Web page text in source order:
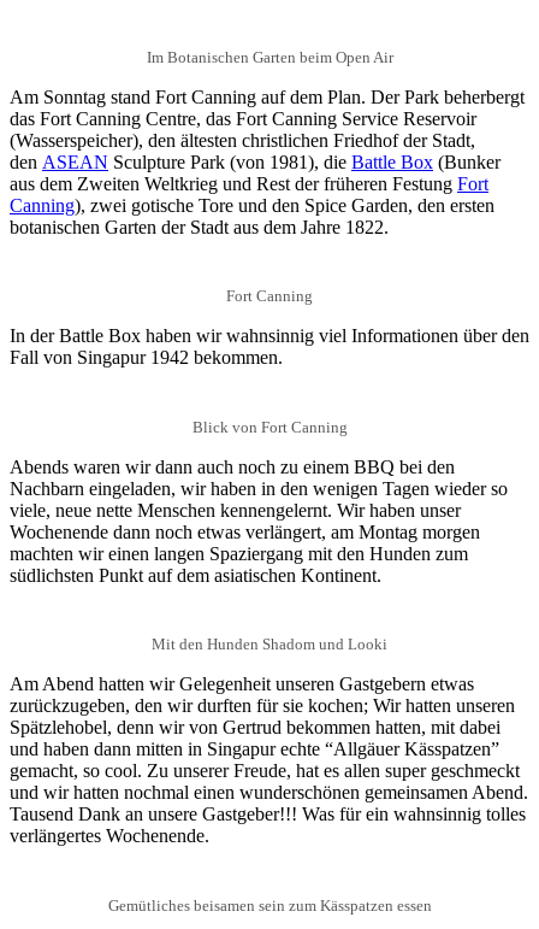
Im Botanischen Garten beim Open Air
Am Sonntag stand Fort Canning auf dem Plan. Der Park beherbergt
das Fort Canning Centre, das Fort Canning Service Reservoir
(Wasserspeicher), den ältesten christlichen Friedhof der Stadt,
den ASEAN Sculpture Park (von 1981), die Battle Box (Bunker
aus dem Zweiten Weltkrieg und Rest der früheren Festung Fort
Canning), zwei gotische Tore und den Spice Garden, den ersten
botanischen Garten der Stadt aus dem Jahre 1822.
Fort Canning
In der Battle Box haben wir wahnsinnig viel Informationen über den
Fall von Singapur 1942 bekommen.
Blick von Fort Canning
Abends waren wir dann auch noch zu einem BBQ bei den
Nachbarn eingeladen, wir haben in den wenigen Tagen wieder so
viele, neue nette Menschen kennengelernt. Wir haben unser
Wochenende dann noch etwas verlängert, am Montag morgen
machten wir einen langen Spaziergang mit den Hunden zum
südlichsten Punkt auf dem asiatischen Kontinent.
Mit den Hunden Shadom und Looki
Am Abend hatten wir Gelegenheit unseren Gastgebern etwas
zurückzugeben, den wir durften für sie kochen; Wir hatten unseren
Spätzlehobel, denn wir von Gertrud bekommen hatten, mit dabei
und haben dann mitten in Singapur echte “Allgäuer Kässpatzen”
gemacht, so cool. Zu unserer Freude, hat es allen super geschmeckt
und wir hatten nochmal einen wunderschönen gemeinsamen Abend.
Tausend Dank an unsere Gastgeber!!! Was für ein wahnsinnig tolles
verlängertes Wochenende.
Gemütliches beisamen sein zum Kässpatzen essen